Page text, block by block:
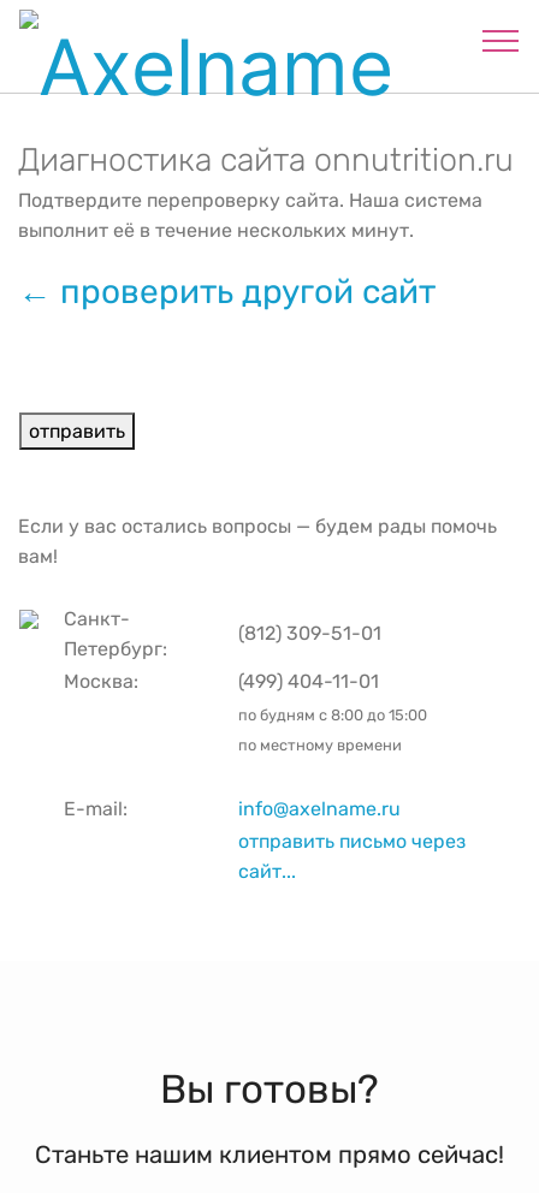
Диагностика сайта onnutrition.ru
Подтвердите перепроверку сайта. Наша система
выполнит её в течение нескольких минут.
← проверить другой сайт
Если у вас остались вопросы — будем рады помочь
вам!
Санкт-
Петербург:
(812) 309-51-01
Москва: (499) 404-11-01
по будням с 8:00 до 15:00
по местному времени
E-mail:
info@axelname.ru
отправить письмо через
сайт...
Вы готовы?
Станьте нашим клиентом прямо сейчас!